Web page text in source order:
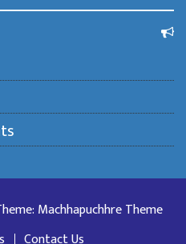
Machhapuchhre Theme